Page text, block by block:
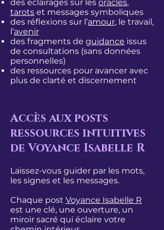
des éclairages sur les oracles,
tarots et messages symboliques
des réflexions sur l’amour, le travail,
l’avenir
des fragments de guidance issus
de consultations (sans données
personnelles)
des ressources pour avancer avec
plus de clarté et discernement
Accès aux posts
ressources intuitives
de Voyance Isabelle R
Laissez-vous guider par les mots,
les signes et les messages.
Chaque post Voyance Isabelle R
est une clé, une ouverture, un
miroir sacré qui éclaire votre